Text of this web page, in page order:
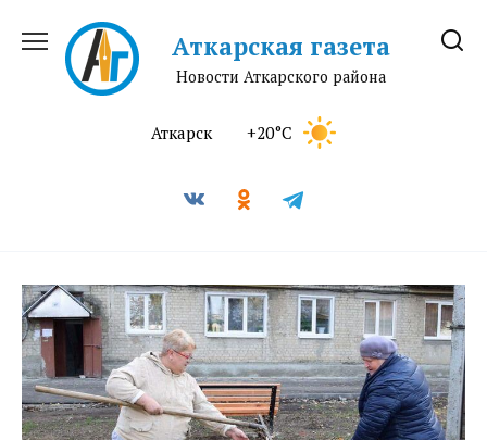
содержанию
Аткарская газета
Новости Аткарского района
Аткарск +20°C